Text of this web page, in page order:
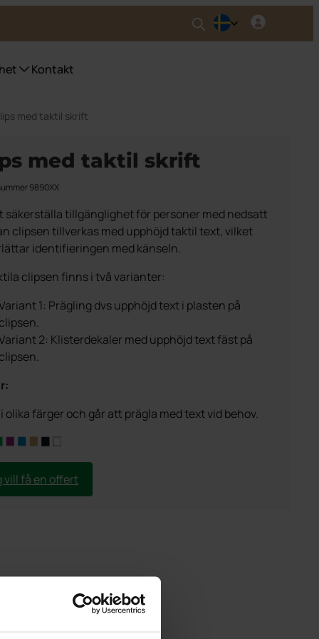
fyrfackskärl
Purecolour®
källsortering inomhus
Kontakt
med taktil skrift
med taktil skrift
9890XX
säkerställa tillgänglighet för personer med nedsatt
clipsen tillverkas med upphöjd taktil text, vilket
identifieringen med känseln.
clipsen finns i två varianter:
1: Prägling dvs upphöjd text i plasten på
clipsen.
2: Klisterdekaler med upphöjd text fäst på
clipsen.
olika färger och går att prägla med text vid behov.
vill få en offert